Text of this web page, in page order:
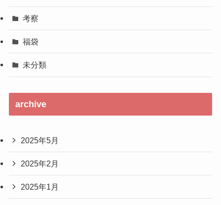
考察
福袋
未分類
archive
2025年5月
2025年2月
2025年1月